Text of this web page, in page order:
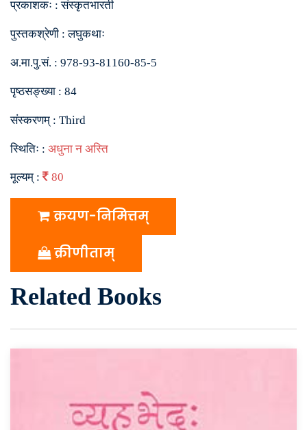
प्रकाशकः :संस्कृतभारती
पुस्तकश्रेणी :लघुकथाः
अ.मा.पु.सं. : 978-93-81160-85-5
पृष्ठसङ्ख्या : 84
संस्करणम् : Third
स्थितिः : अधुना न अस्ति
मूल्यम् : 80
क्रयण-निमित्तम्
क्रीणीताम्
Related Books